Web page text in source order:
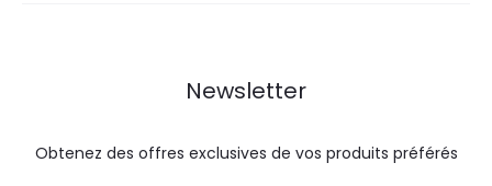
Newsletter
Obtenez des offres exclusives de vos produits préférés